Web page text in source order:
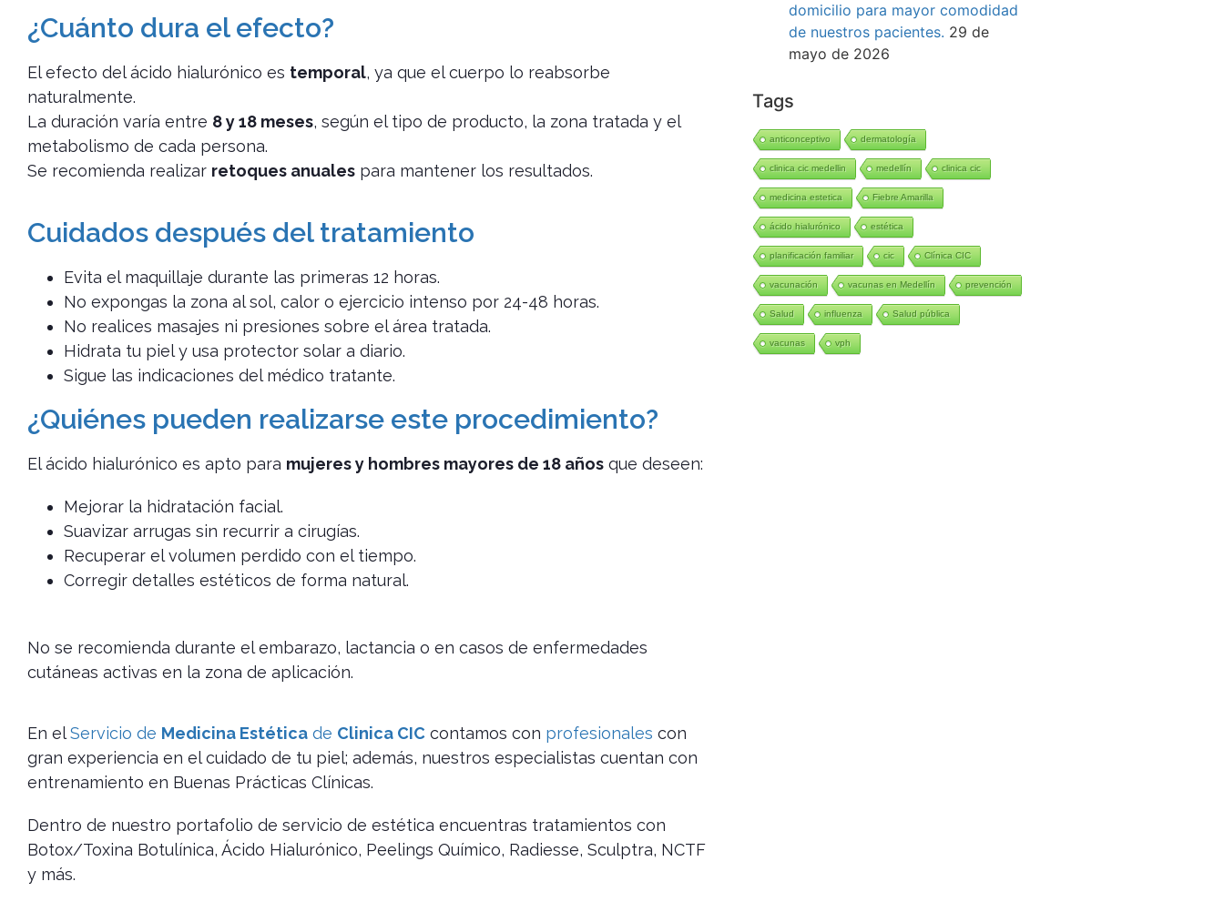
¿Cuánto dura el efecto?
El efecto del ácido hialurónico es temporal, ya que el cuerpo lo reabsorbe
naturalmente.
La duración varía entre 8 y 18 meses, según el tipo de producto, la zona tratada y el
metabolismo de cada persona.
Se recomienda realizar retoques anuales para mantener los resultados.
Cuidados después del tratamiento
Evita el maquillaje durante las primeras 12 horas.
No expongas la zona al sol, calor o ejercicio intenso por 24-48 horas.
No realices masajes ni presiones sobre el área tratada.
Hidrata tu piel y usa protector solar a diario.
Sigue las indicaciones del médico tratante.
¿Quiénes pueden realizarse este procedimiento?
El ácido hialurónico es apto para mujeres y hombres mayores de 18 años que deseen:
Mejorar la hidratación facial.
Suavizar arrugas sin recurrir a cirugías.
Recuperar el volumen perdido con el tiempo.
Corregir detalles estéticos de forma natural.
No se recomienda durante el embarazo, lactancia o en casos de enfermedades
cutáneas activas en la zona de aplicación.
En elServicio de Medicina Estética de Clinica CIC contamos con profesionales con
gran experiencia en el cuidado de tu piel; además, nuestros especialistas cuentan con
entrenamiento en Buenas Prácticas Clínicas.
Dentro de nuestro portafolio de servicio de estética encuentras tratamientos con
Botox/Toxina Botulínica, Ácido Hialurónico, Peelings Químico, Radiesse, Sculptra, NCTF
y más.
domicilio para mayor comodidad
de nuestros pacientes. 29 de
mayo de 2026
Tags
anticonceptivo dermatología
clinica cic medellin medellín clinica cic
medicina estetica Fiebre Amarilla
ácido hialurónico estética
planificación familiar cic Clínica CIC
vacunación vacunas en Medellín prevención
Salud influenza Salud pública
vacunas vph